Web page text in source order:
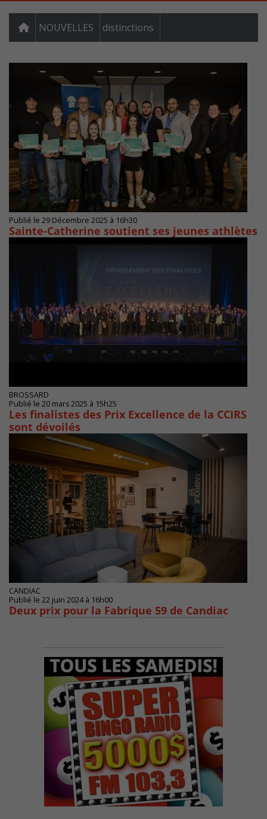
NOUVELLES distinctions
Publié le 29 Décembre 2025 à 16h30
Sainte-Catherine soutient ses jeunes athlètes
BROSSARD
Publié le 20 mars 2025 à 15h25
Les finalistes des Prix Excellence de la CCIRS
sont dévoilés
CANDIAC
Publié le 22 juin 2024 à 16h00
Deux prix pour la Fabrique 59 de Candiac